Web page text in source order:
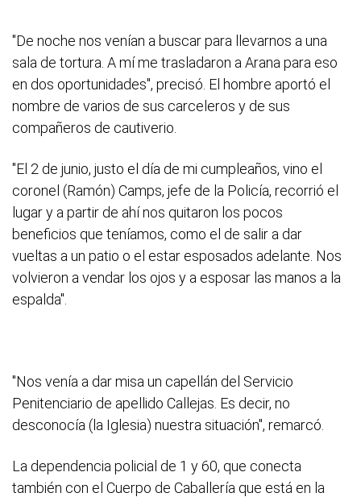
"De noche nos venían a buscar para llevarnos a una
sala de tortura. A mí me trasladaron a Arana para eso
en dos oportunidades", precisó. El hombre aportó el
nombre de varios de sus carceleros y de sus
compañeros de cautiverio.
"El 2 de junio, justo el día de mi cumpleaños, vino el
coronel (Ramón) Camps, jefe de la Policía, recorrió el
lugar y a partir de ahí nos quitaron los pocos
beneficios que teníamos, como el de salir a dar
vueltas a un patio o el estar esposados adelante. Nos
volvieron a vendar los ojos y a esposar las manos a la
espalda".
"Nos venía a dar misa un capellán del Servicio
Penitenciario de apellido Callejas. Es decir, no
desconocía (la Iglesia) nuestra situación", remarcó.
La dependencia policial de 1 y 60, que conecta
también con el Cuerpo de Caballería que está en la